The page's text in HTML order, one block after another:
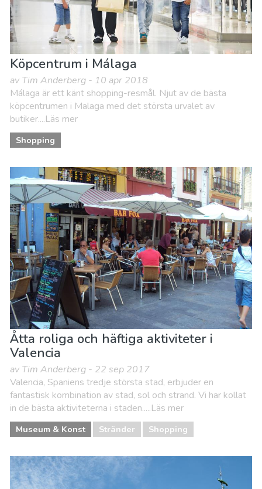
Köpcentrum i Málaga
av Tim Anderberg - 10 apr 2018
Málaga är ett känt shopping-resmål. Njut av de bästa
köpcentrumen i Malaga med det största urvalet av
butiker....Läs mer
Shopping
Åtta roliga och häftiga aktiviteter i
Valencia
av Tim Anderberg - 22 sep 2017
Valencia, Spaniens tredje största stad, erbjuder en
fantastisk kombination av stad, sol och strand. Vi har kollat
in de bästa aktiviteterna i staden.....Läs mer
Museum & Konst Stränder Shopping